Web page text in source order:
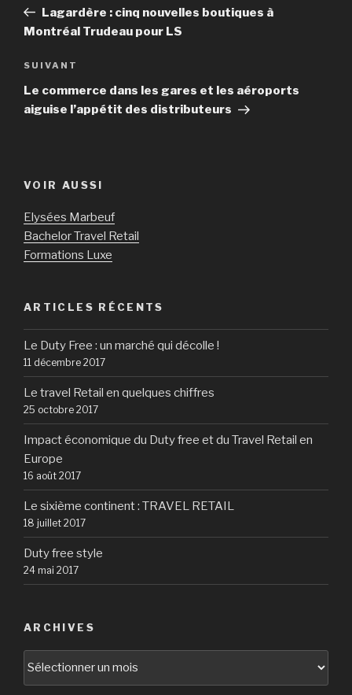
l’article
précédent
Lagardère : cinq nouvelles boutiques à
Montréal Trudeau pour LS
Article
suivant
SUIVANT
Le commerce dans les gares et les aéroports
aiguise l’appétit des distributeurs
VOIR AUSSI
Elysées Marbeuf
Bachelor Travel Retail
Formations Luxe
ARTICLES RÉCENTS
Le Duty Free : un marché qui décolle !
11 décembre 2017
Le travel Retail en quelques chiffres
25 octobre 2017
Impact économique du Duty free et du Travel Retail en
Europe
16 août 2017
Le sixième continent : TRAVEL RETAIL
18 juillet 2017
Duty free style
24 mai 2017
ARCHIVES
Archives